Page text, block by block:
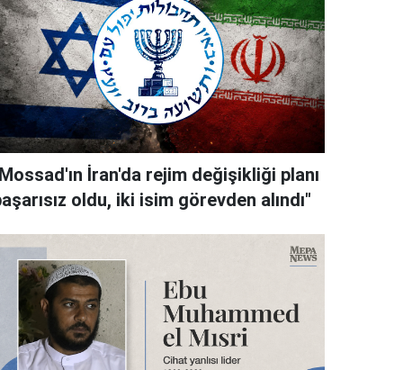
İran'da rejim değişikliği planı
oldu, iki isim görevden alındı"